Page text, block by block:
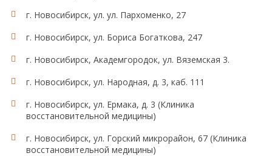
г. Новосибирск, ул. ул. Пархоменко, 27
г. Новосибирск, ул. Бориса Богаткова, 247
г. Новосибирск, Академгородок, ул. Вяземская 3.
г. Новосибирск, ул. Народная, д. 3, каб. 111
г. Новосибирск, ул. Ермака, д. 3 (Клиника
восстановительной медицины)
г. Новосибирск, ул. Горский микрорайон, 67 (Клиника
восстановительной медицины)